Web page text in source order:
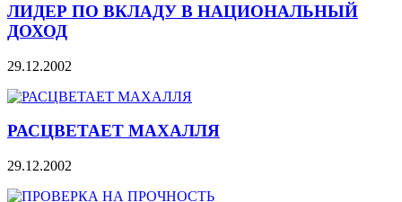
ЛИДЕР ПО ВКЛАДУ В НАЦИОНАЛЬНЫЙ
ДОХОД
29.12.2002
РАСЦВЕТАЕТ МАХАЛЛЯ
29.12.2002